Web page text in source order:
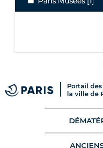
Portail
la ville de